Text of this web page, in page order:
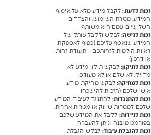
זכות לדעת:לקבל מידע מלא על איסוף
המידע, מטרת השימוש, והצדדים
השלישיים עמם הוא משותף
זכות לגישה:לבקש ולקבל עותק של
המידע שנאסף עליכם (כפוף לאספקת
ראיות הולמות לזהותכם – תעודת זהות
או דרכון)
זכות לתיקון:לבקש תיקון מידע לא
מדויק, לא שלם או לא מעודכן
זכות למחיקה:לבקש מחיקת מידע
אישי שלכם (הזכות להישכח)
זכות להתנגדות: להתנגד לעיבוד המידע
שלכם למטרות שיווק או מטרות אחרות
זכות לניידות: לקבל את המידע שלכם
בפורמט מובנה וניתן להעברה
זכות להגבלת עיבוד: לבקש הגבלת